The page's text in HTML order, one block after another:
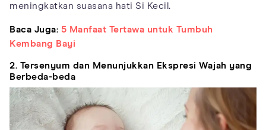
meningkatkan suasana hati Si Kecil.
Baca Juga: 5 Manfaat Tertawa untuk Tumbuh
Kembang Bayi
2. Tersenyum dan Menunjukkan Ekspresi Wajah yang
Berbeda-beda